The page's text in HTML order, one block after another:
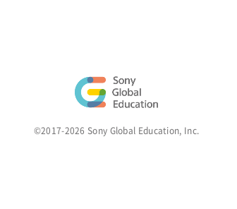
©2017-2026 Sony Global Education, Inc.